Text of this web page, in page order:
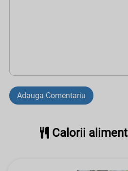
Adauga Comentariu
Calorii